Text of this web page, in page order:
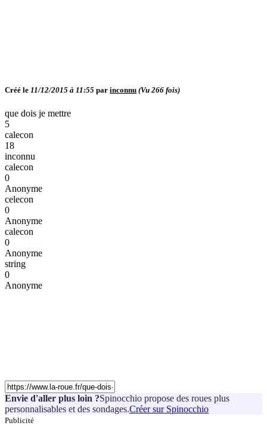
Créé le 11/12/2015 à 11:55 par inconnu (Vu 266 fois)
que dois je mettre
5
calecon
18
inconnu
calecon
0
Anonyme
celecon
0
Anonyme
calecon
0
Anonyme
string
0
Anonyme
Envie d'aller plus loin ?Spinocchio propose des roues plus
personnalisables et des sondages.Créer sur Spinocchio
Publicité